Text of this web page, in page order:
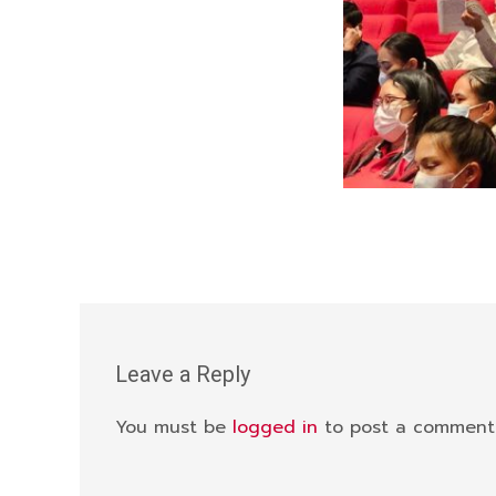
Leave a Reply
You must be logged in to post a